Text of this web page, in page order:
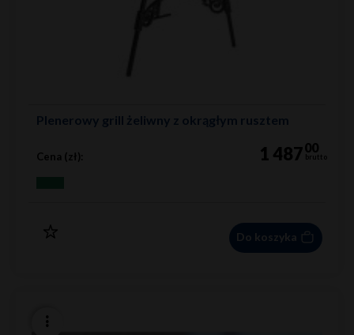
Plenerowy grill żeliwny z okrągłym rusztem
Cena (zł): 1 48700
brutto
Do koszyka